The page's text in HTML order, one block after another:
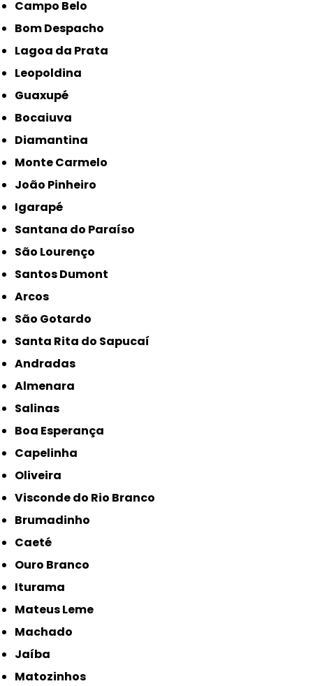
Campo Belo
Bom Despacho
Lagoa da Prata
Leopoldina
Guaxupé
Bocaiuva
Diamantina
Monte Carmelo
João Pinheiro
Igarapé
Santana do Paraíso
São Lourenço
Santos Dumont
Arcos
São Gotardo
Santa Rita do Sapucaí
Andradas
Almenara
Salinas
Boa Esperança
Capelinha
Oliveira
Visconde do Rio Branco
Brumadinho
Caeté
Ouro Branco
Iturama
Mateus Leme
Machado
Jaíba
Matozinhos